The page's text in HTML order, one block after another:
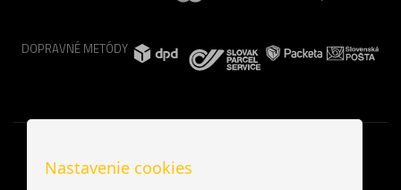
DOPRAVNÉ METÓDY
Nastavenie cookies